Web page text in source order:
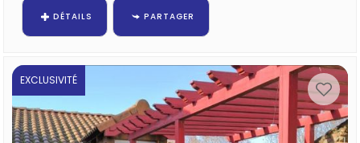
DÉTAILS PARTAGER
EXCLUSIVITÉ